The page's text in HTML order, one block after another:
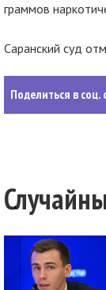
граммов
Саранский суд
Поделиться в соц.